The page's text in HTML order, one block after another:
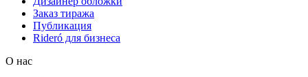
Заказ тиража
Публикация
Rideró для бизнеса
О нас